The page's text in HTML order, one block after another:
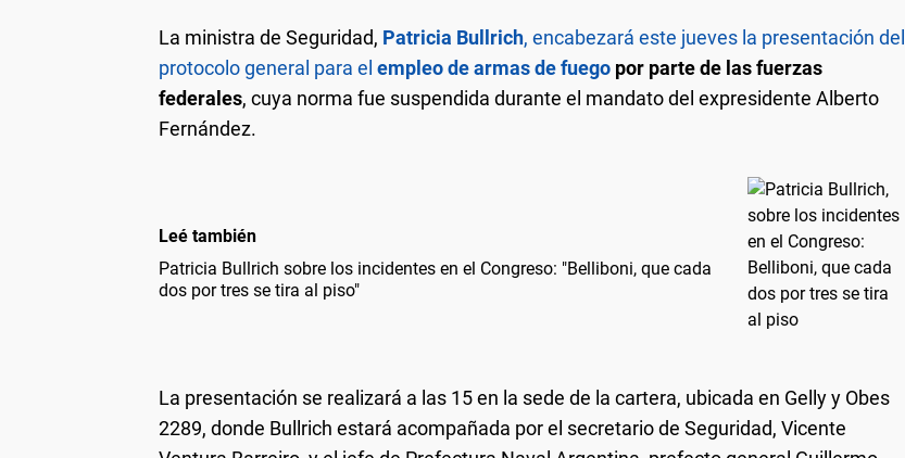
La ministra de Seguridad, Patricia Bullrich, encabezará este jueves la presentación del
protocolo general para el empleo de armas de fuego por parte de las fuerzas
federales, cuya norma fue suspendida durante el mandato del expresidente Alberto
Fernández.
Leé también
Patricia Bullrich sobre los incidentes en el Congreso: "Belliboni, que cada
dos por tres se tira al piso"
La presentación se realizará a las 15 en la sede de la cartera, ubicada en Gelly y Obes
2289, donde Bullrich estará acompañada por el secretario de Seguridad, Vicente